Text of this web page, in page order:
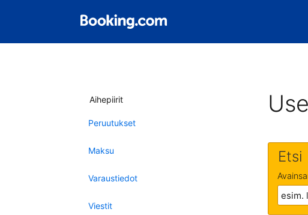
Aihepiirit
Peruutukset
Maksu
Varaustiedot
Viestit
Etsi